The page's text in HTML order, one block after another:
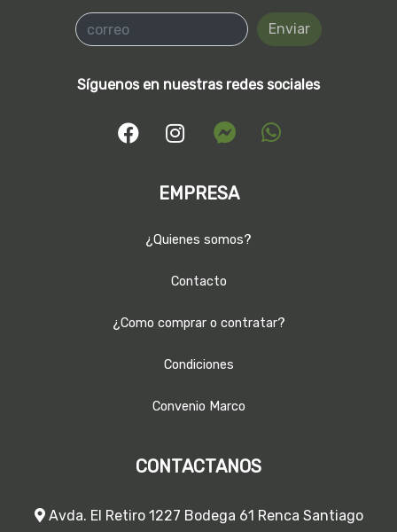
Enviar
Síguenos en nuestras redes sociales
EMPRESA
¿Quienes somos?
Contacto
¿Como comprar o contratar?
Condiciones
Convenio Marco
CONTACTANOS
Avda. El Retiro 1227 Bodega 61 Renca Santiago